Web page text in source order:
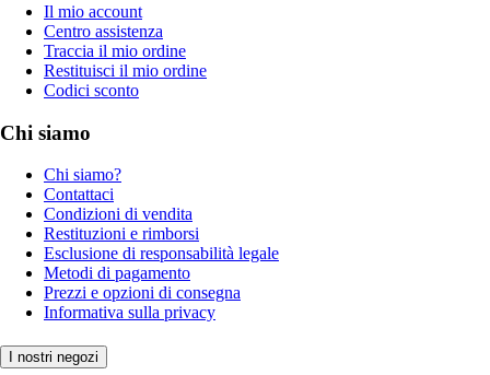
Il mio account
Centro assistenza
Traccia il mio ordine
Restituisci il mio ordine
Codici sconto
Chi siamo
Chi siamo?
Contattaci
Condizioni di vendita
Restituzioni e rimborsi
Esclusione di responsabilità legale
Metodi di pagamento
Prezzi e opzioni di consegna
Informativa sulla privacy
I nostri negozi